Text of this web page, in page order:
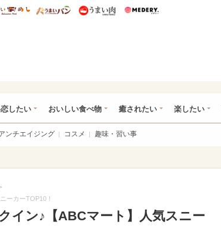
ディズニー特集
うまいめし うまいパン うまい肉
したい おいしい食べ物 癒されたい 楽したい
ンチエイジング コスメ 趣味・習い事
ーカーTOP10！
イン♪【ABCマート】人気スニー